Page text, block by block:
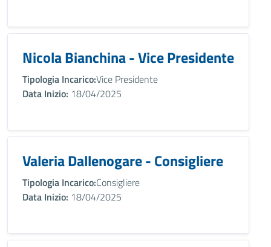
Nicola Bianchina - Vice Presidente
Tipologia Incarico:Vice Presidente
Data Inizio: 18/04/2025
Valeria Dallenogare - Consigliere
Tipologia Incarico:Consigliere
Data Inizio: 18/04/2025